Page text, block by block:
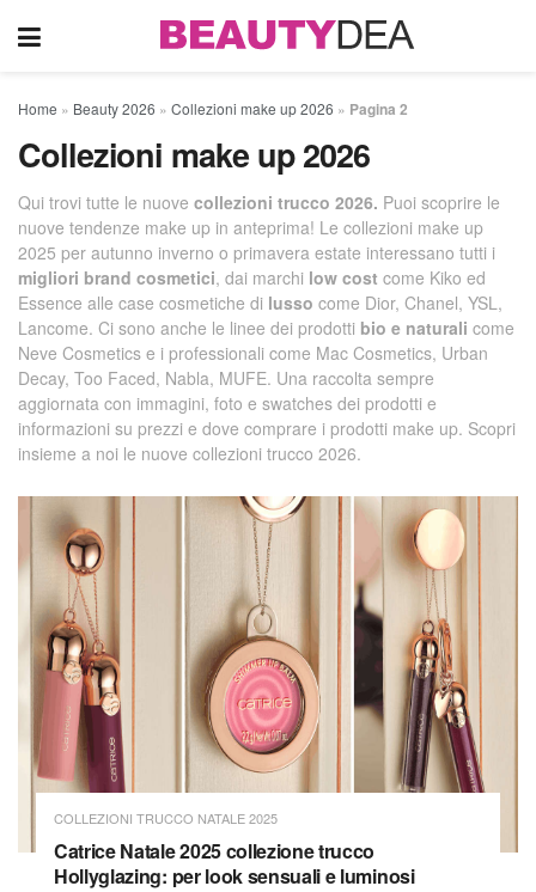
Home » Beauty 2026 » Collezioni make up 2026 » Pagina 2
Collezioni make up 2026
Qui trovi tutte le nuove collezioni trucco 2026. Puoi scoprire le
nuove tendenze make up in anteprima! Le collezioni make up
2025 per autunno inverno o primavera estate interessano tutti i
migliori brand cosmetici, dai marchi low cost come Kiko ed
Essence alle case cosmetiche di lusso come Dior, Chanel, YSL,
Lancome. Ci sono anche le linee dei prodotti bio e naturali come
Neve Cosmetics e i professionali come Mac Cosmetics, Urban
Decay, Too Faced, Nabla, MUFE. Una raccolta sempre
aggiornata con immagini, foto e swatches dei prodotti e
informazioni su prezzi e dove comprare i prodotti make up. Scopri
insieme a noi le nuove collezioni trucco 2026.
COLLEZIONI TRUCCO NATALE 2025
Catrice Natale 2025 collezione trucco
Hollyglazing: per look sensuali e luminosi